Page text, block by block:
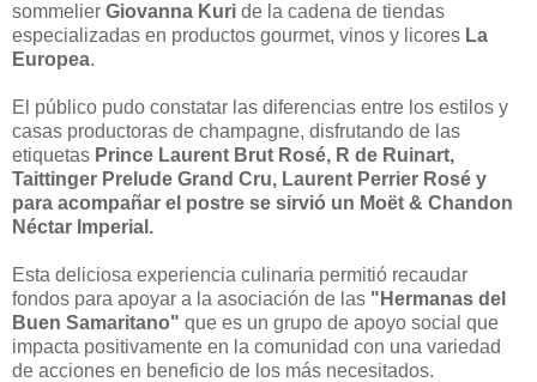
sommelier Giovanna Kuri de la cadena de tiendas
especializadas en productos gourmet, vinos y licores La
Europea.
El público pudo constatar las diferencias entre los estilos y
casas productoras de champagne, disfrutando de las
etiquetas Prince Laurent Brut Rosé, R de Ruinart,
Taittinger Prelude Grand Cru, Laurent Perrier Rosé y
para acompañar el postre se sirvió un Moët & Chandon
Néctar Imperial.
Esta deliciosa experiencia culinaria permitió recaudar
fondos para apoyar a la asociación de las "Hermanas del
Buen Samaritano" que es un grupo de apoyo social que
impacta positivamente en la comunidad con una variedad
de acciones en beneficio de los más necesitados.